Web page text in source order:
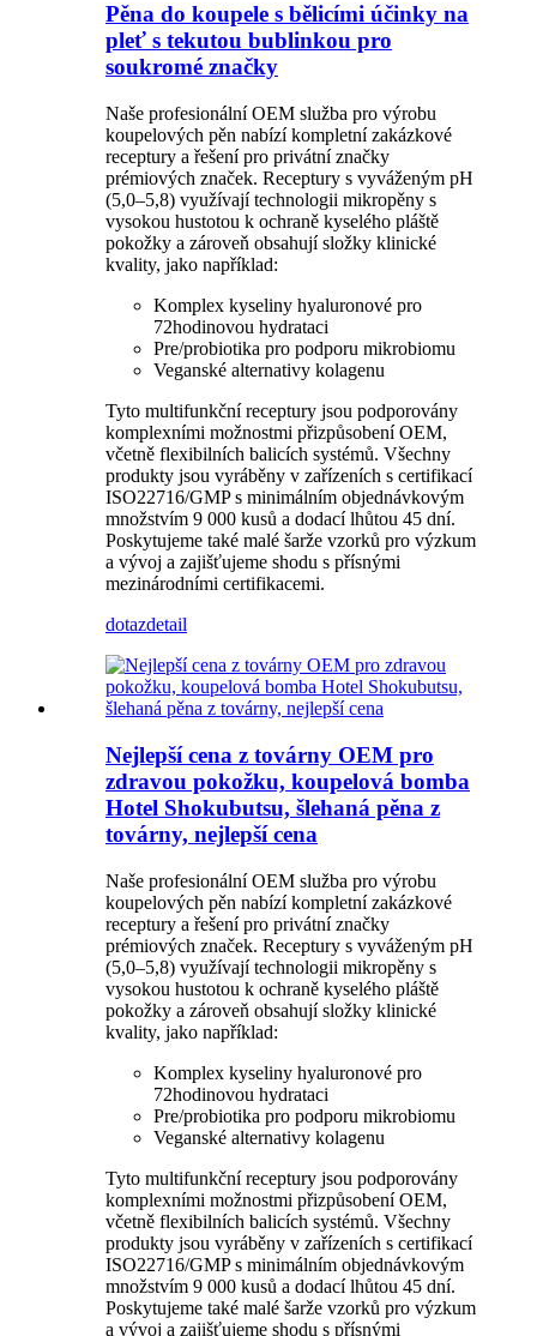
Pěna do koupele s bělicími účinky na
pleť s tekutou bublinkou pro
soukromé značky
Naše profesionální OEM služba pro výrobu
koupelových pěn nabízí kompletní zakázkové
receptury a řešení pro privátní značky
prémiových značek. Receptury s vyváženým pH
(5,0–5,8) využívají technologii mikropěny s
vysokou hustotou k ochraně kyselého pláště
pokožky a zároveň obsahují složky klinické
kvality, jako například:
Komplex kyseliny hyaluronové pro
72hodinovou hydrataci
Pre/probiotika pro podporu mikrobiomu
Veganské alternativy kolagenu
Tyto multifunkční receptury jsou podporovány
komplexními možnostmi přizpůsobení OEM,
včetně flexibilních balicích systémů. Všechny
produkty jsou vyráběny v zařízeních s certifikací
ISO22716/GMP s minimálním objednávkovým
množstvím 9 000 kusů a dodací lhůtou 45 dní.
Poskytujeme také malé šarže vzorků pro výzkum
a vývoj a zajišťujeme shodu s přísnými
mezinárodními certifikacemi.
dotazdetail
Nejlepší cena z továrny OEM pro
zdravou pokožku, koupelová bomba
Hotel Shokubutsu, šlehaná pěna z
továrny, nejlepší cena
Naše profesionální OEM služba pro výrobu
koupelových pěn nabízí kompletní zakázkové
receptury a řešení pro privátní značky
prémiových značek. Receptury s vyváženým pH
(5,0–5,8) využívají technologii mikropěny s
vysokou hustotou k ochraně kyselého pláště
pokožky a zároveň obsahují složky klinické
kvality, jako například:
Komplex kyseliny hyaluronové pro
72hodinovou hydrataci
Pre/probiotika pro podporu mikrobiomu
Veganské alternativy kolagenu
Tyto multifunkční receptury jsou podporovány
komplexními možnostmi přizpůsobení OEM,
včetně flexibilních balicích systémů. Všechny
produkty jsou vyráběny v zařízeních s certifikací
ISO22716/GMP s minimálním objednávkovým
množstvím 9 000 kusů a dodací lhůtou 45 dní.
Poskytujeme také malé šarže vzorků pro výzkum
a vývoj a zajišťujeme shodu s přísnými